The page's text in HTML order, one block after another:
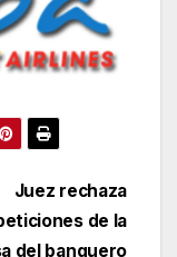
Juez rechaza
de la
del banquero